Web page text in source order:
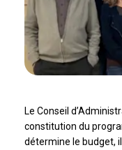
Le Conseil
constitution du
détermine le budget,